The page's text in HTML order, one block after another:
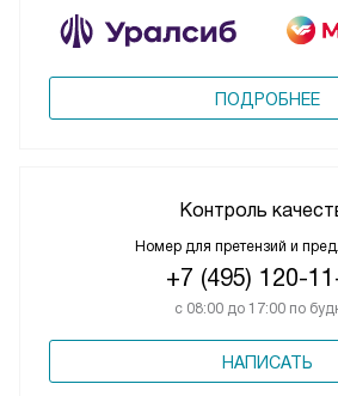
ПОДРОБНЕЕ
Контроль
Номер для претензий и
+7 (495) 120-
с 08:00 до 17:00 по
НАПИСАТЬ